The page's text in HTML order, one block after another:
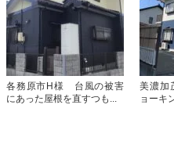
各務原市H様 台風の被害
にあった屋根を直すつも...
美濃加
ョーキ